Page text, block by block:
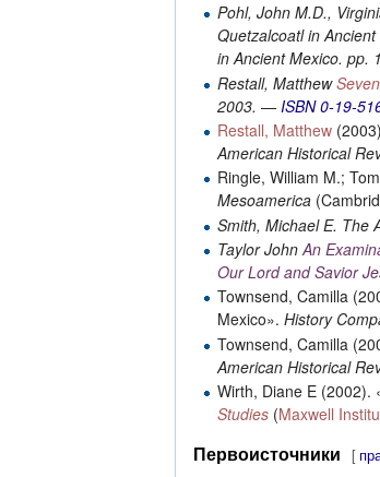
Pohl, John M.D.,
Quetzalcoatl in
in Ancient Mexico.
Restall, Matthew
2003. — ISBN 0-19-
Restall, Matthew
American Historical
Ringle, William M.;
Mesoamerica
Smith, Michael E. The
Taylor John An
Our Lord and Savior
Townsend, Camilla
Mexico».History
Townsend, Camilla
American Historical
Wirth, Diane E (2002).
Studies (Maxwell
Первоисточники [